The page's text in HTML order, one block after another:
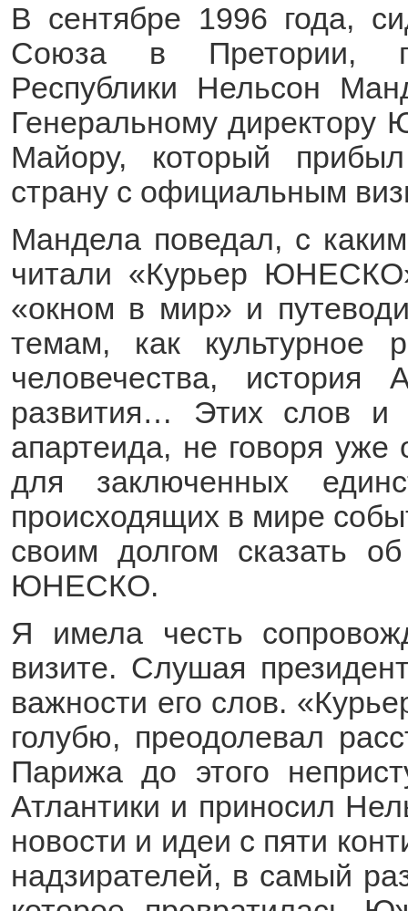
В сентябре 1996 года,
Союза в Претории,
Республики Нельсон
Генеральному
Майору, который
страну с официальным
Мандела поведал, с
читали «Курьер
«окном в мир» и
темам, как культурное
человечества,
развития… Этих слов и
апартеида, не говоря
для заключенных
происходящих в мире
своим долгом сказать
ЮНЕСКО.
Я имела честь
визите. Слушая
важности его слов.
голубю, преодолевал
Парижа до этого
Атлантики и приносил
новости и идеи с пяти
надзирателей, в самый